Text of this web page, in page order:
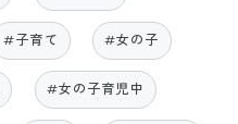
#子育て #女の子
#女の子育児中